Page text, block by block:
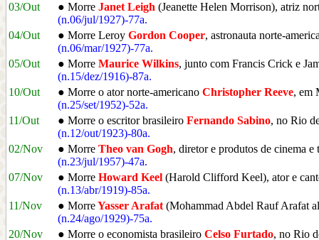
03/Out
● Morre Janet Leigh (Jeanette Helen Morrison), atriz
(n.06/jul/1927)-77a.
04/Out
● Morre Leroy Gordon Cooper, astronauta norte-
(n.06/mar/1927)-77a.
05/Out
● Morre Maurice Wilkins, junto com Francis Crick e
(n.15/dez/1916)-87a.
10/Out
● Morre o ator norte-americano Christopher Reeve, em
(n.25/set/1952)-52a.
11/Out
● Morre o escritor brasileiro Fernando Sabino, no Rio
(n.12/out/1923)-80a.
02/Nov
● Morre Theo van Gogh, diretor e produtos de cinema e
(n.23/jul/1957)-47a.
07/Nov
● Morre Howard Keel (Harold Clifford Keel), ator e
(n.13/abr/1919)-85a.
11/Nov
● MorreYasser Arafat (Mohammad Abdel Rauf Arafat
(n.24/ago/1929)-75a.
20/Nov
● Morre o economista brasileiro Celso Furtado, no Rio